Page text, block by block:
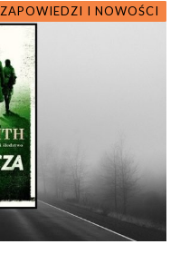
KRYMINAŁ I SENSACJA
ZAPOWIEDZI I NOWOŚCI